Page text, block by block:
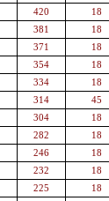
420 18
381 18
371 18
354 18
334 18
314 45
304 18
282 18
246 18
232 18
225 18